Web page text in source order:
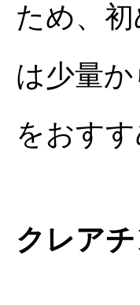
ため、
は少量
をおすす
クレア